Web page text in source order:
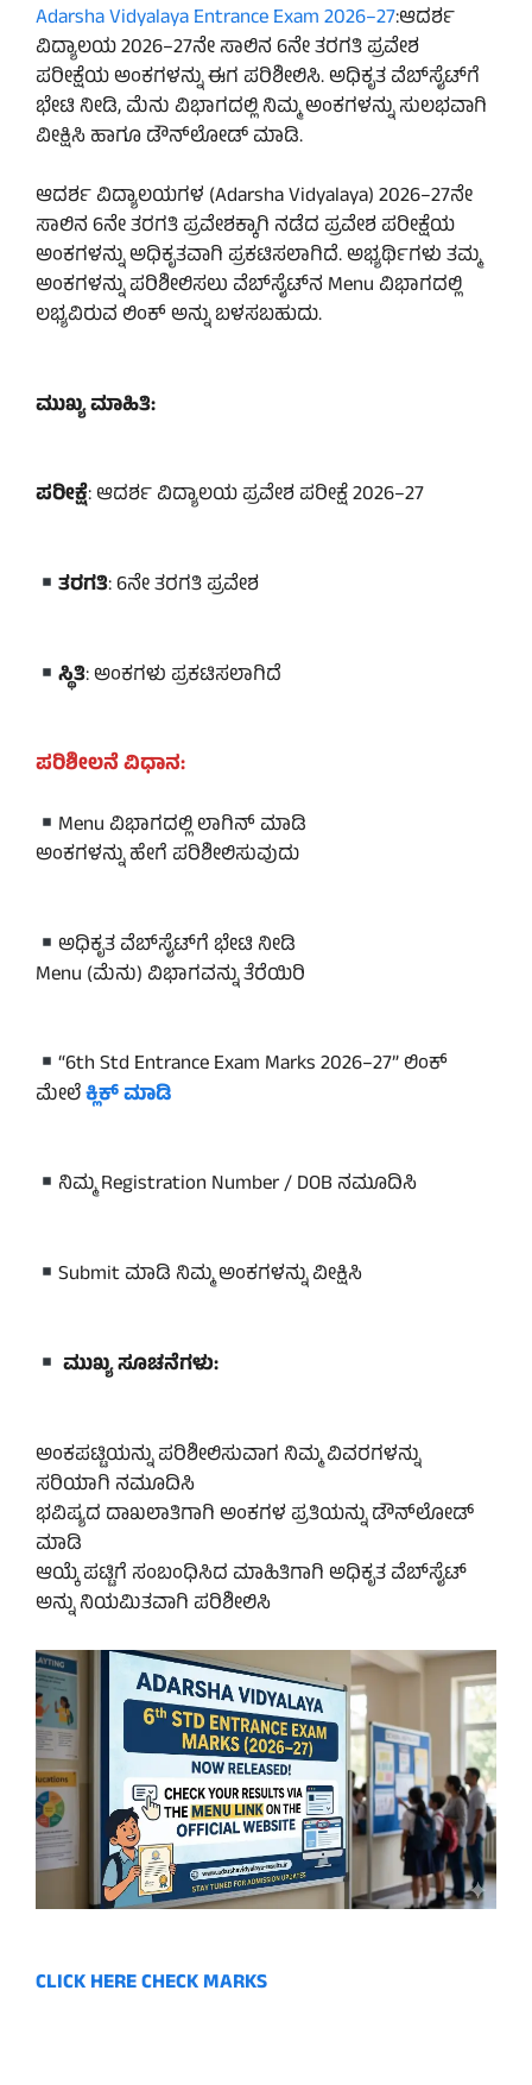
Adarsha Vidyalaya Entrance Exam 2026–27:ಆದರ್ಶ
ವಿದ್ಯಾಲಯ 2026–27ನೇ ಸಾಲಿನ 6ನೇ ತರಗತಿ ಪ್ರವೇಶ
ಪರೀಕ್ಷೆಯ ಅಂಕಗಳನ್ನು ಈಗ ಪರಿಶೀಲಿಸಿ. ಅಧಿಕೃತ ವೆಬ್‌ಸೈಟ್‌ಗೆ
ಭೇಟಿ ನೀಡಿ, ಮೆನು ವಿಭಾಗದಲ್ಲಿ ನಿಮ್ಮ ಅಂಕಗಳನ್ನು ಸುಲಭವಾಗಿ
ವೀಕ್ಷಿಸಿ ಹಾಗೂ ಡೌನ್‌ಲೋಡ್ ಮಾಡಿ.
ಆದರ್ಶ ವಿದ್ಯಾಲಯಗಳ (Adarsha Vidyalaya) 2026–27ನೇ
ಸಾಲಿನ 6ನೇ ತರಗತಿ ಪ್ರವೇಶಕ್ಕಾಗಿ ನಡೆದ ಪ್ರವೇಶ ಪರೀಕ್ಷೆಯ
ಅಂಕಗಳನ್ನು ಅಧಿಕೃತವಾಗಿ ಪ್ರಕಟಿಸಲಾಗಿದೆ. ಅಭ್ಯರ್ಥಿಗಳು ತಮ್ಮ
ಅಂಕಗಳನ್ನು ಪರಿಶೀಲಿಸಲು ವೆಬ್‌ಸೈಟ್‌ನ Menu ವಿಭಾಗದಲ್ಲಿ
ಲಭ್ಯವಿರುವ ಲಿಂಕ್ ಅನ್ನು ಬಳಸಬಹುದು.
ಮುಖ್ಯ ಮಾಹಿತಿ:
ಪರೀಕ್ಷೆ: ಆದರ್ಶ ವಿದ್ಯಾಲಯ ಪ್ರವೇಶ ಪರೀಕ್ಷೆ 2026–27
ತರಗತಿ: 6ನೇ ತರಗತಿ ಪ್ರವೇಶ
ಸ್ಥಿತಿ: ಅಂಕಗಳು ಪ್ರಕಟಿಸಲಾಗಿದೆ
ಪರಿಶೀಲನೆ ವಿಧಾನ:
Menu ವಿಭಾಗದಲ್ಲಿ ಲಾಗಿನ್ ಮಾಡಿ
ಅಂಕಗಳನ್ನು ಹೇಗೆ ಪರಿಶೀಲಿಸುವುದು
ಅಧಿಕೃತ ವೆಬ್‌ಸೈಟ್‌ಗೆ ಭೇಟಿ ನೀಡಿ
Menu (ಮೆನು) ವಿಭಾಗವನ್ನು ತೆರೆಯಿರಿ
“6th Std Entrance Exam Marks 2026–27” ಲಿಂಕ್
ಮೇಲೆಕ್ಲಿಕ್ ಮಾಡಿ
ನಿಮ್ಮ Registration Number / DOB ನಮೂದಿಸಿ
Submit ಮಾಡಿ ನಿಮ್ಮ ಅಂಕಗಳನ್ನು ವೀಕ್ಷಿಸಿ
ಮುಖ್ಯ ಸೂಚನೆಗಳು:
ಅಂಕಪಟ್ಟಿಯನ್ನು ಪರಿಶೀಲಿಸುವಾಗ ನಿಮ್ಮ ವಿವರಗಳನ್ನು
ಸರಿಯಾಗಿ ನಮೂದಿಸಿ
ಭವಿಷ್ಯದ ದಾಖಲಾತಿಗಾಗಿ ಅಂಕಗಳ ಪ್ರತಿಯನ್ನು ಡೌನ್‌ಲೋಡ್
ಮಾಡಿ
ಆಯ್ಕೆ ಪಟ್ಟಿಗೆ ಸಂಬಂಧಿಸಿದ ಮಾಹಿತಿಗಾಗಿ ಅಧಿಕೃತ ವೆಬ್‌ಸೈಟ್
ಅನ್ನು ನಿಯಮಿತವಾಗಿ ಪರಿಶೀಲಿಸಿ
CLICK HERE CHECK MARKS